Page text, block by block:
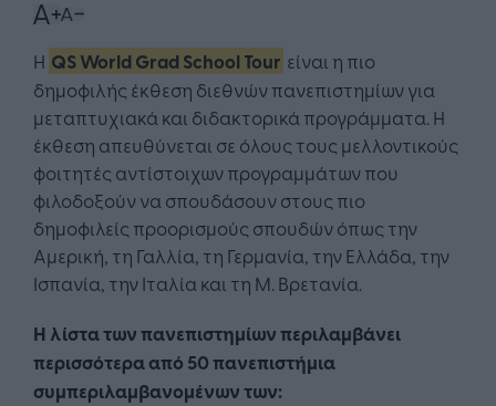
Η QS World Grad School Tour είναι η πιο
δημοφιλής έκθεση διεθνών πανεπιστημίων για
μεταπτυχιακά και διδακτορικά προγράμματα. Η
έκθεση απευθύνεται σε όλους τους μελλοντικούς
φοιτητές αντίστοιχων προγραμμάτων που
φιλοδοξούν να σπουδάσουν στους πιο
δημοφιλείς προορισμούς σπουδών όπως την
Αμερική, τη Γαλλία, τη Γερμανία, την Ελλάδα, την
Ισπανία, την Ιταλία και τη Μ. Βρετανία.
Η λίστα των πανεπιστημίων περιλαμβάνει
περισσότερα από 50 πανεπιστήμια
συμπεριλαμβανομένων των: